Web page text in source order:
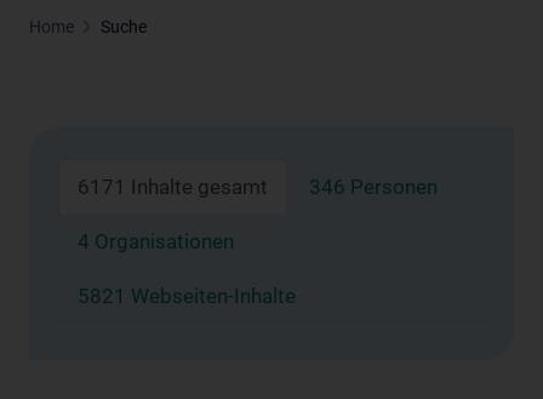
Home Suche
6171 Inhalte gesamt 346 Personen
4 Organisationen
5821 Webseiten-Inhalte